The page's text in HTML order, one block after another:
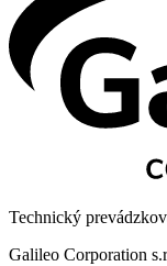
Technický
Galileo Corporation